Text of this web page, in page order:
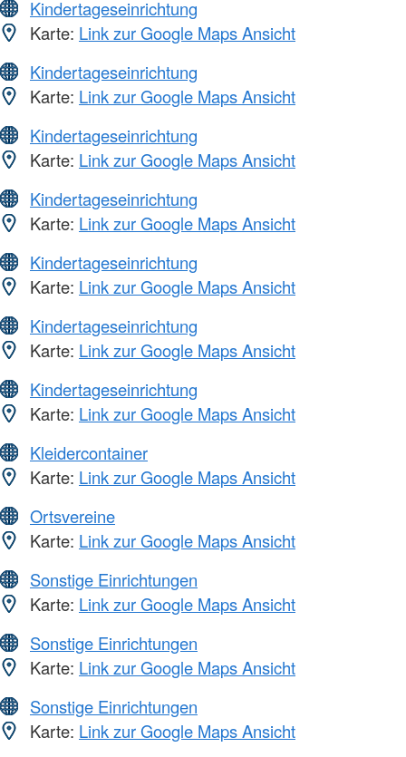
Kindertageseinrichtung
Karte: Link zur Google Maps Ansicht
Kindertageseinrichtung
Karte: Link zur Google Maps Ansicht
Kindertageseinrichtung
Karte: Link zur Google Maps Ansicht
Kindertageseinrichtung
Karte: Link zur Google Maps Ansicht
Kindertageseinrichtung
Karte: Link zur Google Maps Ansicht
Kindertageseinrichtung
Karte: Link zur Google Maps Ansicht
Kindertageseinrichtung
Karte: Link zur Google Maps Ansicht
Kleidercontainer
Karte: Link zur Google Maps Ansicht
Ortsvereine
Karte: Link zur Google Maps Ansicht
Sonstige Einrichtungen
Karte: Link zur Google Maps Ansicht
Sonstige Einrichtungen
Karte: Link zur Google Maps Ansicht
Sonstige Einrichtungen
Karte: Link zur Google Maps Ansicht